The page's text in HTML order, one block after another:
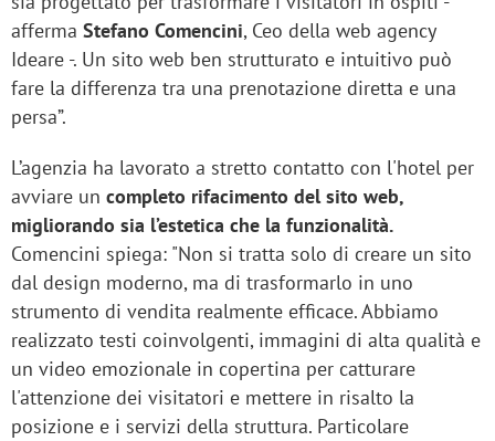
afferma Stefano Comencini, Ceo della web agency
Ideare -. Un sito web ben strutturato e intuitivo può
fare la differenza tra una prenotazione diretta e una
persa”.
L’agenzia ha lavorato a stretto contatto con l'hotel per
avviare un completo rifacimento del sito web,
migliorando sia l’estetica che la funzionalità.
Comencini spiega: "Non si tratta solo di creare un sito
dal design moderno, ma di trasformarlo in uno
strumento di vendita realmente efficace. Abbiamo
realizzato testi coinvolgenti, immagini di alta qualità e
un video emozionale in copertina per catturare
l'attenzione dei visitatori e mettere in risalto la
posizione e i servizi della struttura. Particolare